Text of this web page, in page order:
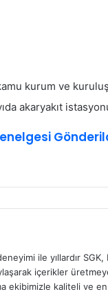
kurum ve
akaryakıt
ile yıllardır
içerikler
ekibimizle kaliteli ve